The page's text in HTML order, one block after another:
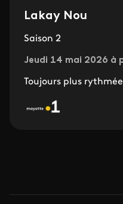
Lakay Nou
Saison 2
Jeudi 14 mai 2026 à
Toujours plus